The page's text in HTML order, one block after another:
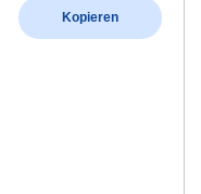
Kopieren